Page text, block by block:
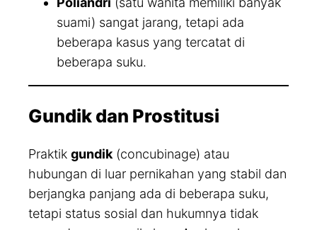
suami) sangat jarang, tetapi ada
beberapa kasus yang tercatat di
beberapa suku.
Gundik dan Prostitusi
Praktik gundik (concubinage) atau
hubungan di luar pernikahan yang stabil dan
berjangka panjang ada di beberapa suku,
tetapi status sosial dan hukumnya tidak